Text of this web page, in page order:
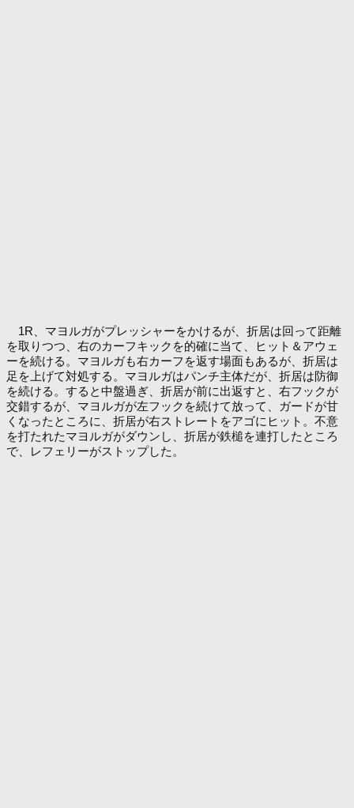
1R、マヨルガがプレッシャーをかけるが、折居は回って距離
を取りつつ、右のカーフキックを的確に当て、ヒット＆アウェ
ーを続ける。マヨルガも右カーフを返す場面もあるが、折居は
足を上げて対処する。マヨルガはパンチ主体だが、折居は防御
を続ける。すると中盤過ぎ、折居が前に出返すと、右フックが
交錯するが、マヨルガが左フックを続けて放って、ガードが甘
くなったところに、折居が右ストレートをアゴにヒット。不意
を打たれたマヨルガがダウンし、折居が鉄槌を連打したところ
で、レフェリーがストップした。